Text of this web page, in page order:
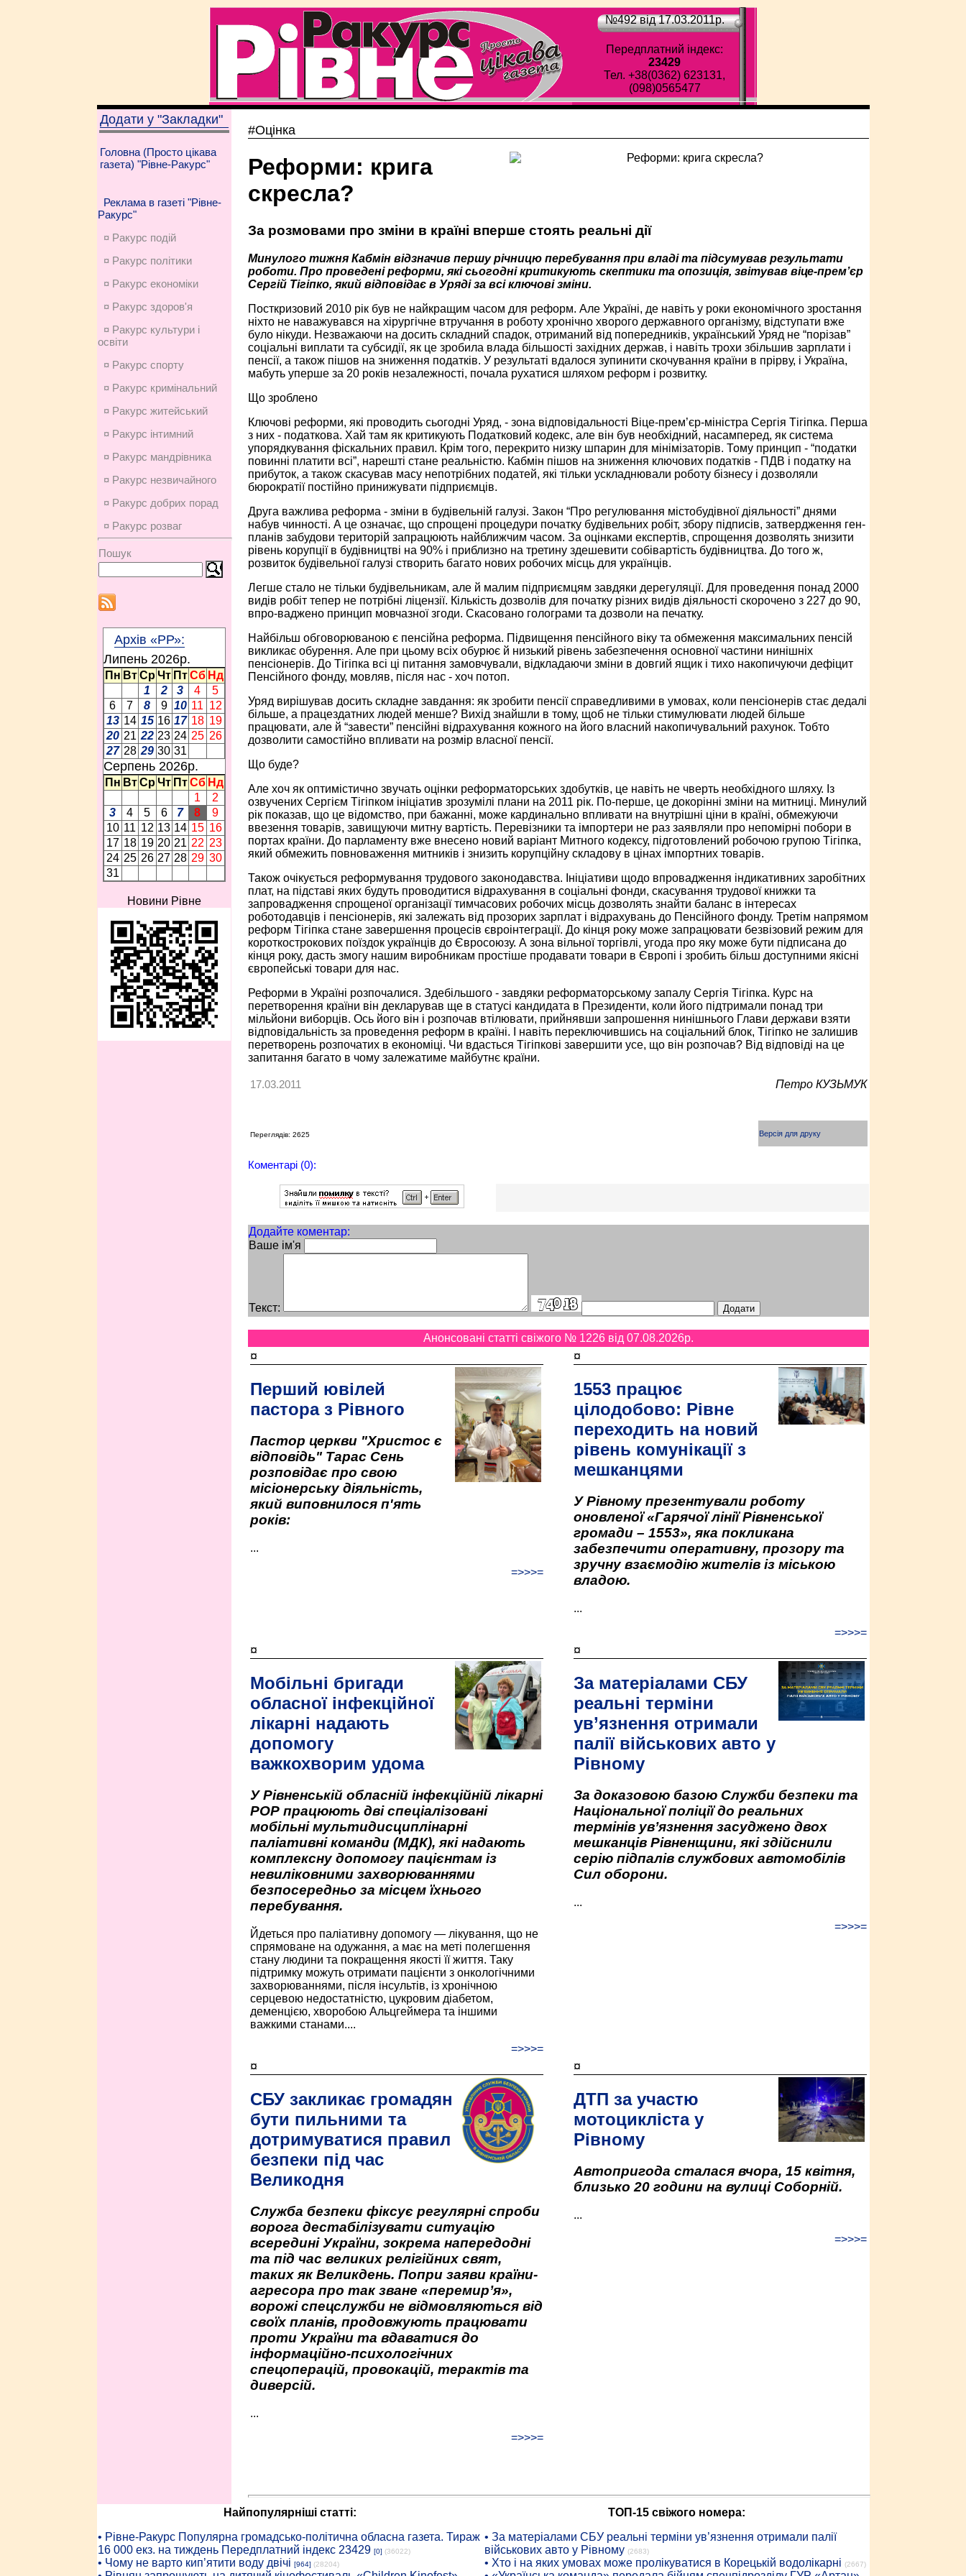
№492 від 17.03.2011p.
Передплатний індекс:
23429
Тел. +38(0362) 623131,
(098)0565477
Додати у "Закладки"
Головна (Просто цікава
газета) "Рівне-Ракурс"
Реклама в газеті "Рівне-
Ракурс"
¤ Ракурс подій
¤ Ракурс політики
¤ Ракурс економiки
¤ Ракурс здоров'я
¤ Ракурс культури і
освіти
¤ Ракурс спорту
¤ Ракурс кримінальний
¤ Ракурс житейський
¤ Ракурс інтимний
¤ Ракурс мандрівника
¤ Ракурс незвичайного
¤ Ракурс добрих порад
¤ Ракурс розваг
Пошук
Архів «РР»:
Липень 2026p.
Пн Вт Ср Чт Пт Сб Нд
1
2 3 4
5
6
7 8 9 10 11 12
13 14 15 16 17 18 19
20 21 22 23 24 25 26
27 28 29 30 31
Серпень 2026p.
Пн Вт Ср Чт Пт Сб Нд
1
2
3
4 5 6 7 8
9
10 11 12 13 14 15 16
17 18 19 20 21 22 23
24 25 26 27 28 29 30
31
Новини Рівне
#Оцінка
Реформи: крига
скресла?
За розмовами про зміни в країні вперше стоять реальні дії
Минулого тижня Кабмін відзначив першу річницю перебування при владі та підсумував результати
роботи. Про проведені реформи, які сьогодні критикують скептики та опозиція, звітував віце-прем’єр
Сергій Тігіпко, який відповідає в Уряді за всі ключові зміни.
Посткризовий 2010 рік був не найкращим часом для реформ. Але Україні, де навіть у роки економічного зростання
ніхто не наважувався на хірургічне втручання в роботу хронічно хворого державного організму, відступати вже
було нікуди. Незважаючи на досить складний спадок, отриманий від попередників, український Уряд не “порізав”
соціальні виплати та субсидії, як це зробила влада більшості західних держав, і навіть трохи збільшив зарплати і
пенсії, а також пішов на зниження податків. У результаті вдалося зупинити скочування країни в прірву, і Україна,
мабуть уперше за 20 років незалежності, почала рухатися шляхом реформ і розвитку.
Що зроблено
Ключові реформи, які проводить сьогодні Уряд, - зона відповідальності Віце-прем’єр-міністра Сергія Тігіпка. Перша
з них - податкова. Хай там як критикують Податковий кодекс, але він був необхідний, насамперед, як система
упорядкування фіскальних правил. Крім того, перекрито низку шпарин для мінімізаторів. Тому принцип - “податки
повинні платити всі”, нарешті стане реальністю. Кабмін пішов на зниження ключових податків - ПДВ і податку на
прибуток, а також скасував масу непотрібних податей, які тільки ускладнювали роботу бізнесу і дозволяли
бюрократії постійно принижувати підприємців.
Друга важлива реформа - зміни в будівельній галузі. Закон “Про регулювання містобудівної діяльності” днями
набув чинності. А це означає, що спрощені процедури початку будівельних робіт, збору підписів, затвердження ген-
планів забудови територій запрацюють найближчим часом. За оцінками експертів, спрощення дозволять знизити
рівень корупції в будівництві на 90% і приблизно на третину здешевити собівартість будівництва. До того ж,
розвиток будівельної галузі створить багато нових робочих місць для українців.
Легше стало не тільки будівельникам, але й малим підприємцям завдяки дерегуляції. Для проведення понад 2000
видів робіт тепер не потрібні ліцензії. Кількість дозволів для початку різних видів діяльності скорочено з 227 до 90,
впро-ваджено принцип мовчазної згоди. Скасовано голограми та дозволи на печатку.
Найбільш обговорюваною є пенсійна реформа. Підвищення пенсійного віку та обмеження максимальних пенсій
викликає обурення. Але при цьому всіх обурює й низький рівень забезпечення основної частини нинішніх
пенсіонерів. До Тігіпка всі ці питання замовчували, відкладаючи зміни в довгий ящик і тихо накопичуючи дефіцит
Пенсійного фонду, мовляв, після нас - хоч потоп.
Уряд вирішував досить складне завдання: як зробити пенсії справедливими в умовах, коли пенсіонерів стає дедалі
більше, а працездатних людей менше? Вихід знайшли в тому, щоб не тільки стимулювати людей більше
працювати, але й “завести” пенсійні відрахування кожного на його власний накопичувальний рахунок. Тобто
дозволити самостійно впливати на розмір власної пенсії.
Що буде?
Але хоч як оптимістично звучать оцінки реформаторських здобутків, це навіть не чверть необхідного шляху. Із
озвучених Сергієм Тігіпком ініціатив зрозумілі плани на 2011 рік. По-перше, це докорінні зміни на митниці. Минулий
рік показав, що це відомство, при бажанні, може кардинально впливати на внутрішні ціни в країні, обмежуючи
ввезення товарів, завищуючи митну вартість. Перевізники та імпортери не раз заявляли про непомірні побори в
портах країни. До парламенту вже внесено новий варіант Митного кодексу, підготовлений робочою групою Тігіпка,
який обмежить повноваження митників і знизить корупційну складову в цінах імпортних товарів.
Також очікується реформування трудового законодавства. Ініціативи щодо впровадження індикативних заробітних
плат, на підставі яких будуть проводитися відрахування в соціальні фонди, скасування трудової книжки та
запровадження спрощеної організації тимчасових робочих місць дозволять знайти баланс в інтересах
роботодавців і пенсіонерів, які залежать від прозорих зарплат і відрахувань до Пенсійного фонду. Третім напрямом
реформ Тігіпка стане завершення процесів євроінтеграції. До кінця року може запрацювати безвізовий режим для
короткострокових поїздок українців до Євросоюзу. А зона вільної торгівлі, угода про яку може бути підписана до
кінця року, дасть змогу нашим виробникам простіше продавати товари в Європі і зробить більш доступними якісні
європейські товари для нас.
Реформи в Україні розпочалися. Здебільшого - завдяки реформаторському запалу Сергія Тігіпка. Курс на
перетворення країни він декларував ще в статусі кандидата в Президенти, коли його підтримали понад три
мільйони виборців. Ось його він і розпочав втілювати, прийнявши запрошення нинішнього Глави держави взяти
відповідальність за проведення реформ в країні. І навіть переключившись на соціальний блок, Тігіпко не залишив
перетворень розпочатих в економіці. Чи вдасться Тігіпкові завершити усе, що він розпочав? Від відповіді на це
запитання багато в чому залежатиме майбутнє країни.
17.03.2011 Петро КУЗЬМУК
Переглядів: 2625 Версія для друку
Коментарі (0):
Додайте коментар:
Ваше ім'я
Текст:
Анонсовані статті свіжого № 1226 від 07.08.2026p.
¤
Перший ювілей
пастора з Рівного
Пастор церкви "Христос є
відповідь" Тарас Сень
розповідає про свою
місіонерську діяльність,
який виповнилося п'ять
років:
...
=>>>=
¤
1553 працює
цілодобово: Рівне
переходить на новий
рівень комунікації з
мешканцями
У Рівному презентували роботу
оновленої «Гарячої лінії Рівненської
громади – 1553», яка покликана
забезпечити оперативну, прозору та
зручну взаємодію жителів із міською
владою.
...
=>>>=
¤
Мобільні бригади
обласної інфекційної
лікарні надають
допомогу
важкохворим удома
У Рівненській обласній інфекційній лікарні
РОР працюють дві спеціалізовані
мобільні мультидисциплінарні
паліативні команди (МДК), які надають
комплексну допомогу пацієнтам із
невиліковними захворюваннями
безпосередньо за місцем їхнього
перебування.
Йдеться про паліативну допомогу — лікування, що не
спрямоване на одужання, а має на меті полегшення
стану людини та покращення якості її життя. Таку
підтримку можуть отримати пацієнти з онкологічними
захворюваннями, після інсультів, із хронічною
серцевою недостатністю, цукровим діабетом,
деменцією, хворобою Альцгеймера та іншими
важкими станами....
=>>>=
¤
За матеріалами СБУ
реальні терміни
ув’язнення отримали
палії військових авто у
Рівному
За доказовою базою Служби безпеки та
Національної поліції до реальних
термінів ув’язнення засуджено двох
мешканців Рівненщини, які здійснили
серію підпалів службових автомобілів
Сил оборони.
...
=>>>=
¤
СБУ закликає громадян
бути пильними та
дотримуватися правил
безпеки під час
Великодня
Служба безпеки фіксує регулярні спроби
ворога дестабілізувати ситуацію
всередині України, зокрема напередодні
та під час великих релігійних свят,
таких як Великдень. Попри заяви країни-
агресора про так зване «перемир’я»,
ворожі спецслужби не відмовляються від
своїх планів, продовжують працювати
проти України та вдаватися до
інформаційно-психологічних
спецоперацій, провокацій, терактів та
диверсій.
...
=>>>=
¤
ДТП за участю
мотоцикліста у
Рівному
Автопригода сталася вчора, 15 квітня,
близько 20 години на вулиці Соборній.
...
=>>>=
Найпопулярніші статті:
• Рiвне-Ракурс Популярна громадсько-політична обласна газета. Тираж
16 000 екз. на тиждень Передплатний індекс 23429 [0] (36022)
• Чому не варто кип’ятити воду двічі [964] (28204)
ТОП-15 свіжого номера:
• За матеріалами СБУ реальні терміни ув’язнення отримали палії
військових авто у Рівному (2683)
• Хто і на яких умовах може пролікуватися в Корецькій водолікарні (2667)